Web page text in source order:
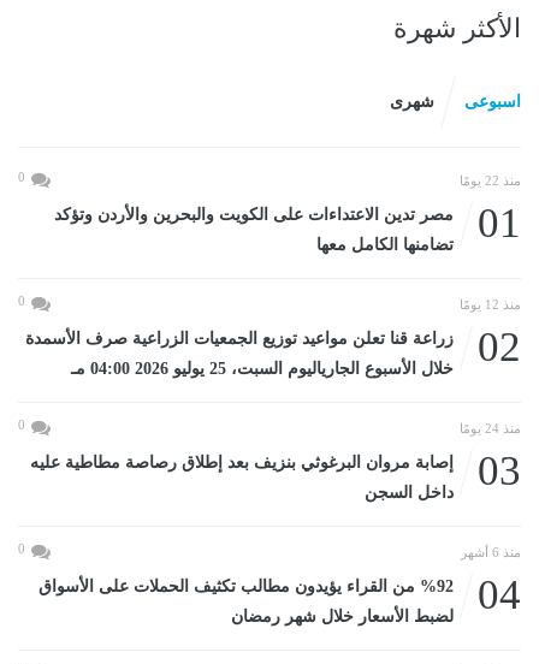
الأكثر شهرة
اسبوعى شهرى
منذ 22 يومًا 0
01
مصر تدين الاعتداءات على الكويت والبحرين والأردن وتؤكد
تضامنها الكامل معها
منذ 12 يومًا 0
02
زراعة قنا تعلن مواعيد توزيع الجمعيات الزراعية صرف الأسمدة
خلال الأسبوع الجارياليوم السبت، 25 يوليو 2026 04:00 مـ
منذ 24 يومًا 0
03
إصابة مروان البرغوثي بنزيف بعد إطلاق رصاصة مطاطية عليه
داخل السجن
منذ 6 أشهر 0
04
%92 من القراء يؤيدون مطالب تكثيف الحملات على الأسواق
لضبط الأسعار خلال شهر رمضان